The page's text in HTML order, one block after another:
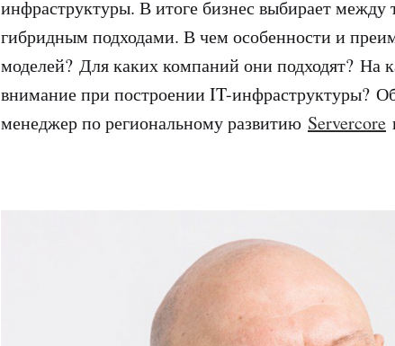
инфраструктуры. В итоге бизнес выбирает
гибридным подходами. В чем особенности и
моделей? Для каких компаний они подходят? На
внимание при построении IT-инфраструктуры?
менеджер по региональному развитию Servercore